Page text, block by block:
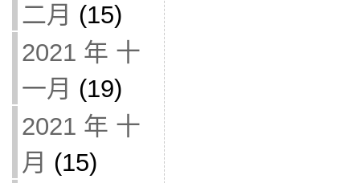
二月 (15)
2021 年 十
一月 (19)
2021 年 十
月 (15)